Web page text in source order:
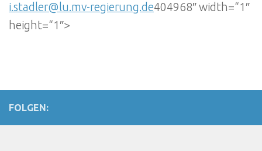
i.stadler@lu.mv-regierung.de404968″ width=“1″
height=“1″>
FOLGEN: